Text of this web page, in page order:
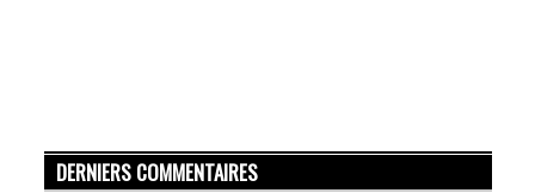
DERNIERS COMMENTAIRES